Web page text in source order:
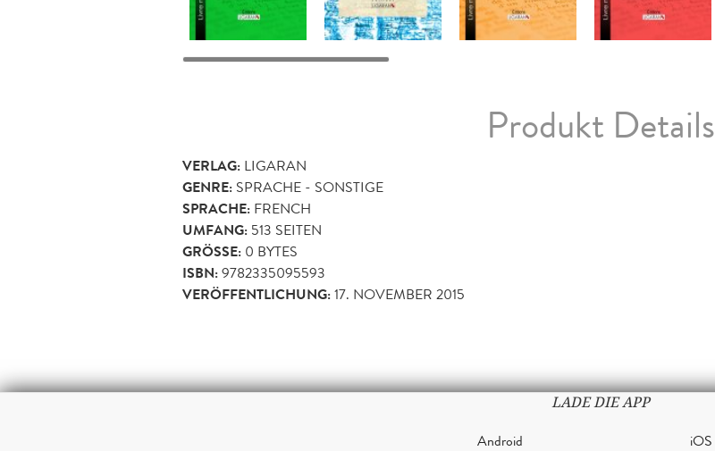
Produkt Details
VERLAG: LIGARAN
GENRE: SPRACHE - SONSTIGE
SPRACHE: FRENCH
UMFANG: 513 SEITEN
GRÖSSE: 0 BYTES
ISBN:9782335095593
VERÖFFENTLICHUNG:17. NOVEMBER 2015
LADE DIE APP
Android iOS